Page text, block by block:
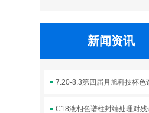
新闻资讯